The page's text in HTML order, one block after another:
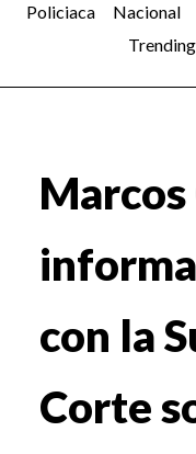
Policiaca
Nacional
Trending
con la
Corte